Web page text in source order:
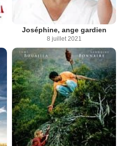
Joséphine, ange gardien
8 juillet 2021